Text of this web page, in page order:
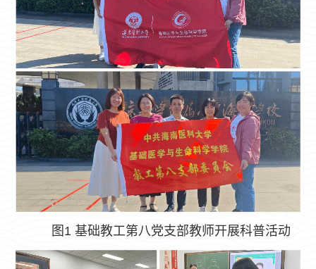
图1 基础教工第八党支部教师开展科普活动